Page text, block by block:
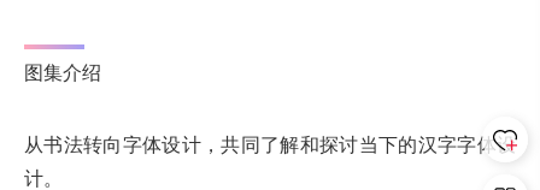
图集介绍
从书法转向字体设计，共同了解和探讨当下的汉字字体设
计。